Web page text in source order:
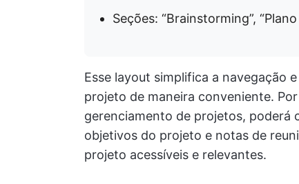
Seções: “Brainstorming”,
Esse layout simplifica a navegação
projeto de maneira conveniente.
gerenciamento de projetos, poderá
objetivos do projeto e notas de
projeto acessíveis e relevantes.